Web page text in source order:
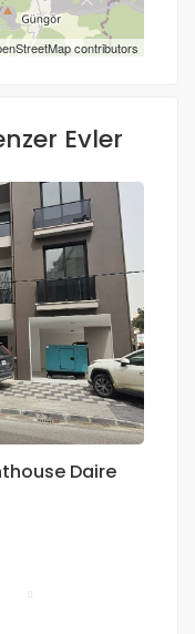
contributors
Evler
Daire